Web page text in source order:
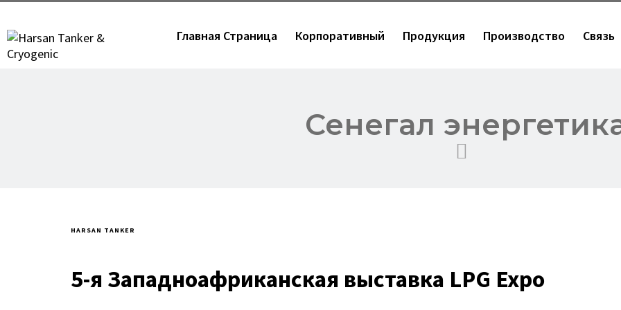
Главная Страница Корпоративный Продукция Производство Связь
Сенегал
HARSAN TANKER
5-я Западноафриканская выставка LPG Expo